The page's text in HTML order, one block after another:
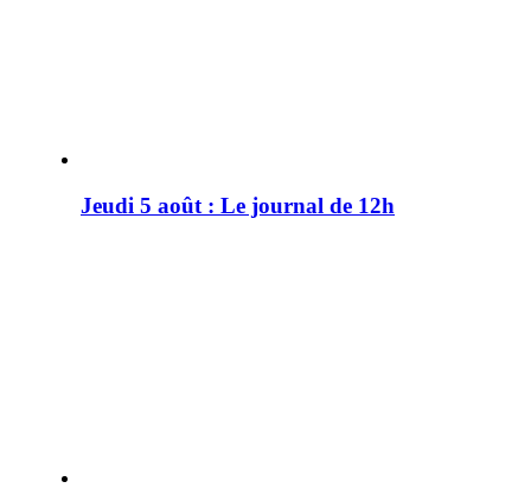
Jeudi 5 août : Le journal de 12h